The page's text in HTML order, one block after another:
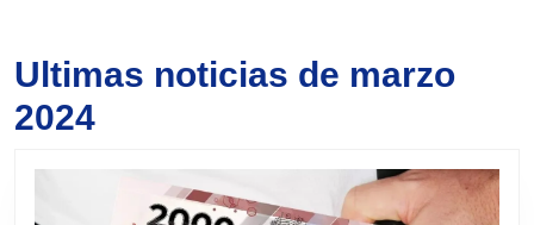
Ultimas noticias de marzo
2024